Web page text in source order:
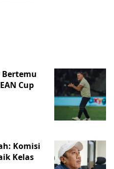
Bertemu
Cup
Komisi
Kelas